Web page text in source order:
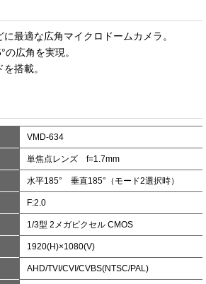
最適な広角マイクロドームカメラ。
広角を実現。
搭載。
VMD-634
単焦点レンズ f=1.7mm
水平185° 垂直185°（モード2選択時）
F:2.0
1/3型 2メガピクセル CMOS
1920(H)×1080(V)
AHD/TVI/CVI/CVBS(NTSC/PAL)